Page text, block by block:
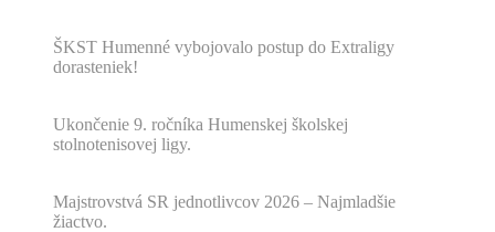
ŠKST Humenné vybojovalo postup do Extraligy
dorasteniek!
Ukončenie 9. ročníka Humenskej školskej
stolnotenisovej ligy.
Majstrovstvá SR jednotlivcov 2026 – Najmladšie
žiactvo.